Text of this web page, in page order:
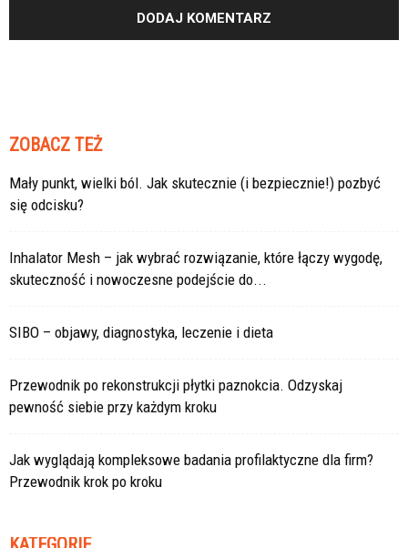
ZOBACZ TEŻ
Mały punkt, wielki ból. Jak skutecznie (i bezpiecznie!) pozbyć
się odcisku?
Inhalator Mesh – jak wybrać rozwiązanie, które łączy wygodę,
skuteczność i nowoczesne podejście do...
SIBO – objawy, diagnostyka, leczenie i dieta
Przewodnik po rekonstrukcji płytki paznokcia. Odzyskaj
pewność siebie przy każdym kroku
Jak wyglądają kompleksowe badania profilaktyczne dla firm?
Przewodnik krok po kroku